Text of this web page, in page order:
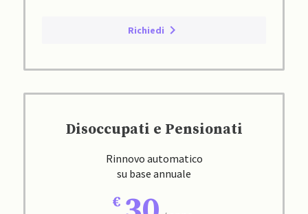
Richiedi
Disoccupati e Pensionati
Rinnovo automatico
su base annuale